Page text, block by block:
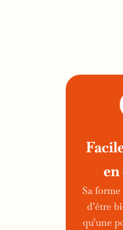
Sa
d’être
qu’une